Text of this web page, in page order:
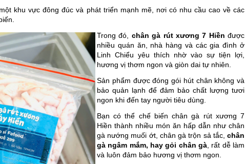
khu vực đông đúc và phát triển mạnh mẽ, nơi có nhu cầu cao về các
Trong đó, chân gà rút xương 7 Hiền được
nhiều quán ăn, nhà hàng và các gia đình ở
Linh Chiểu yêu thích nhờ vào sự tiện lợi,
hương vị thơm ngon và giòn dai tự nhiên.
Sản phẩm được đóng gói hút chân không và
bảo quản lạnh để đảm bảo chất lượng tươi
ngon khi đến tay người tiêu dùng.
Bạn có thể chế biến chân gà rút xương 7
Hiền thành nhiều món ăn hấp dẫn như chân
gà nướng muối ớt, chân gà trộn sả tắc, chân
gà ngâm mắm, hay gỏi chân gà , rất dễ làm
và luôn đảm bảo hương vị thơm ngon.